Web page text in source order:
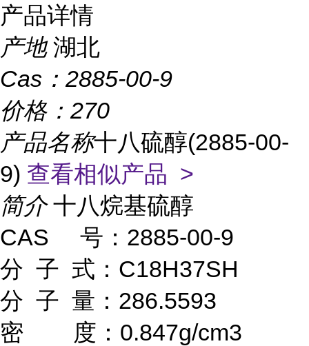
产品详情
产地 湖北
Cas： 2885-00-9
价格： 270
产品名称十八硫醇(2885-00-
9) 查看相似产品 >
简介 十八烷基硫醇
CAS 号：2885-00-9
分 子 式：C18H37SH
分 子 量：286.5593
密 度：0.847g/cm3